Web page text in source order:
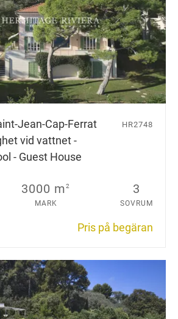
Jean-Cap-Ferrat
vid vattnet -
- Guest House
HR2748
3000 m2
MARK
3
SOVRUM
Pris på begäran